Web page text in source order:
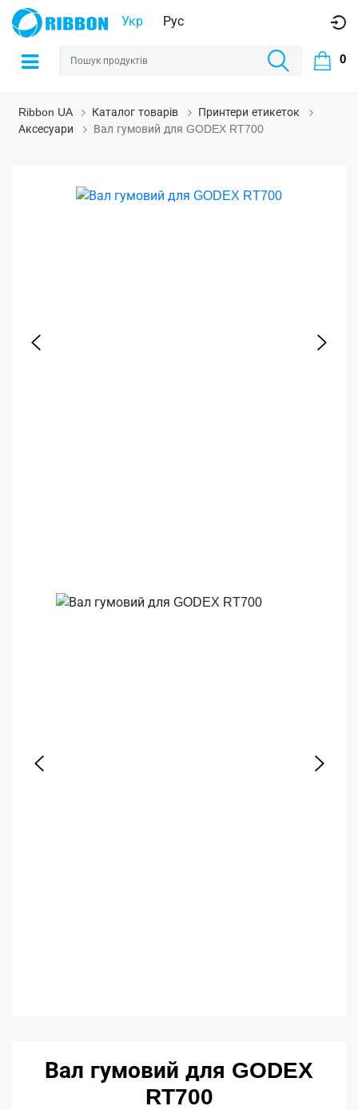
Укр Рус
0
Ribbon UA Каталог товарів
Принтери етикеток
Аксесуари
Вал гумовий для GODEX RT700
Вал гумовий для GODEX
RT700